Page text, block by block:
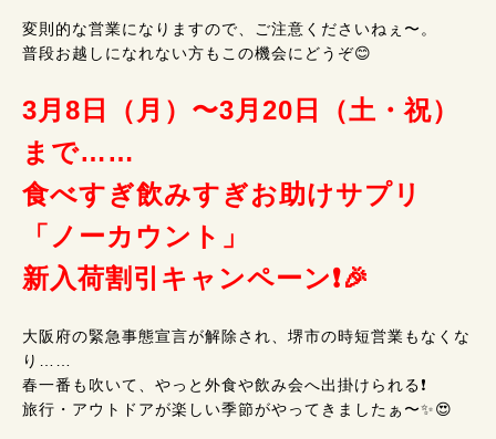
変則的な営業になりますので、ご注意くださいねぇ〜。
普段お越しになれない方もこの機会にどうぞ😊
3月8日（月）〜3月20日（土・祝）
まで……
食べすぎ飲みすぎお助けサプリ
「ノーカウント」
新入荷割引キャンペーン❗🎉
大阪府の緊急事態宣言が解除され、堺市の時短営業もなくな
り……
春一番も吹いて、やっと外食や飲み会へ出掛けられる❗
旅行・アウトドアが楽しい季節がやってきましたぁ〜✨😍